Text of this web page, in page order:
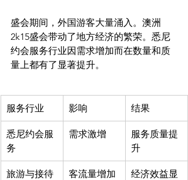
盛会期间，外国游客大量涌入。澳洲
2k15盛会带动了地方经济的繁荣。悉尼
约会服务行业因需求增加而在数量和质
服务行业 影响 结果
悉尼约会服
务
需求激增
服务质量提
升
旅游与接待
客流量增加
经济效益显